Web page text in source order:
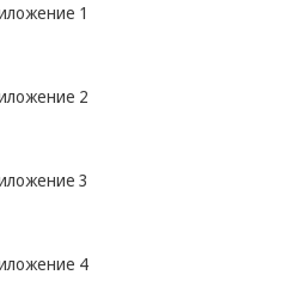
1
2
3
4